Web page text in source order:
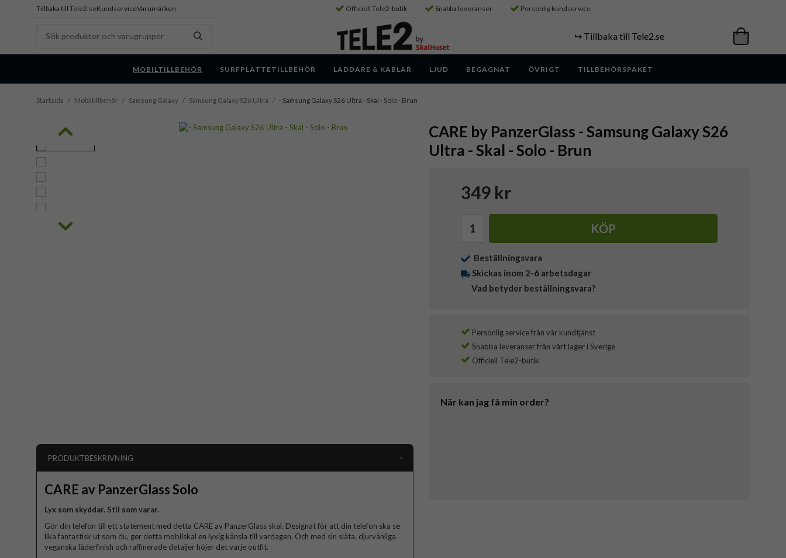
Tillbaka till Tele2.seKundserviceVarumärken Officiell Tele2-butik Snabba leveranser Personlig kundservice
↪️ Tillbaka till Tele2.se
MOBILTILLBEHÖR SURFPLATTETILLBEHÖR LADDARE & KABLAR LJUD BEGAGNAT ÖVRIGT TILLBEHÖRSPAKET
Startsida / Mobiltillbehör / Samsung Galaxy / Samsung Galaxy S26 Ultra / - Samsung Galaxy S26 Ultra - Skal - Solo - Brun
CARE by PanzerGlass - Samsung Galaxy S26
Ultra - Skal - Solo - Brun
349 kr
KÖP
Beställningsvara
Skickas inom 2-6 arbetsdagar
Vad betyder beställningsvara?
Personlig service från vår kundtjänst
Snabba leveranser från vårt lager i Sverige
Officiell Tele2-butik
När kan jag få min order?
PRODUKTBESKRIVNING
CARE av PanzerGlass Solo
Lyx som skyddar. Stil som varar.
Gör din telefon till ett statement med detta CARE av PanzerGlass skal. Designat för att din telefon ska se
lika fantastisk ut som du, ger detta mobilskal en lyxig känsla till vardagen. Och med sin släta, djurvänliga
veganska läderfinish och raffinerade detaljer höjer det varje outfit.